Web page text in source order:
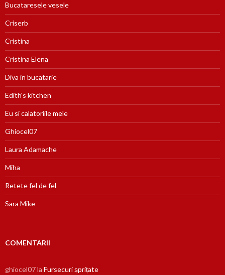
Bucataresele vesele
Criserb
Cristina
Cristina Elena
Diva in bucatarie
Edith's kitchen
Eu si calatoriile mele
Ghiocel07
Laura Adamache
Miha
Retete fel de fel
Sara Mike
COMENTARII
ghiocel07la Fursecuri șprițate